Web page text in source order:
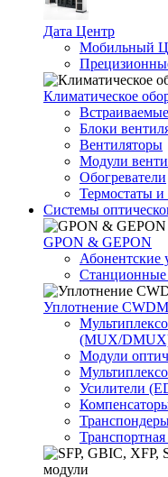
Дата Центр
Мобильный
Климатичeское
Блоки
Вентиляторы
Модули
Обогреватели
Термостаты и
Системы
GPON & GEPON
Абонентские
Уплотнение
(MUX/
Модули
Усилители